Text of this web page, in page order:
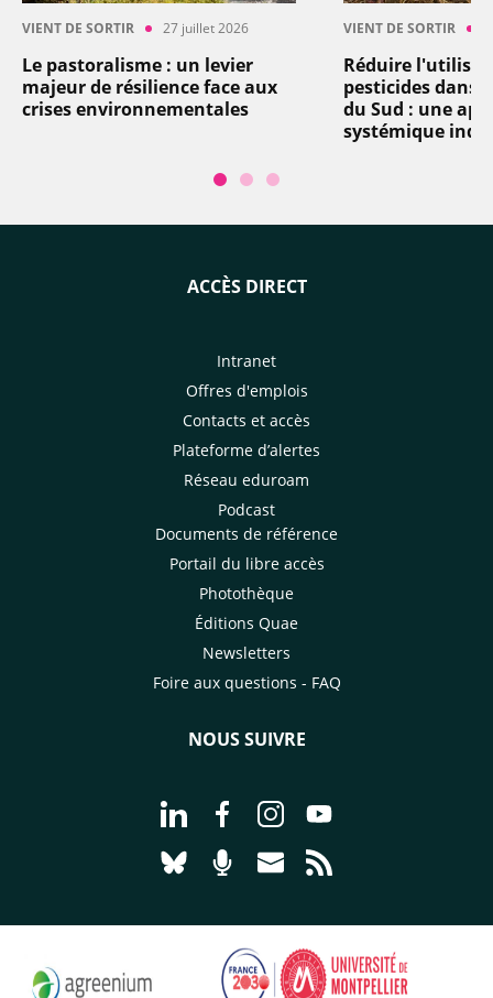
VIENT DE SORTIR 27 juillet 2026
Le pastoralisme : un levier
majeur de résilience face aux
crises environnementales
VIENT DE SORTIR
Réduire
pesticides dans
du Sud : une
systémique
ACCÈS DIRECT
Intranet
Offres d'emplois
Contacts et accès
Plateforme d’alertes
Réseau eduroam
Podcast
Documents de référence
Portail du libre accès
Photothèque
Éditions Quae
Newsletters
Foire aux questions - FAQ
NOUS SUIVRE
Aller à la page Nous suivre sur
Aller à la page Nous suivre sur
Aller à la page Nous
Aller à la page
Aller à la page Nous suivre sur
Aller à la page Nourrir le
Aller à la page Nous